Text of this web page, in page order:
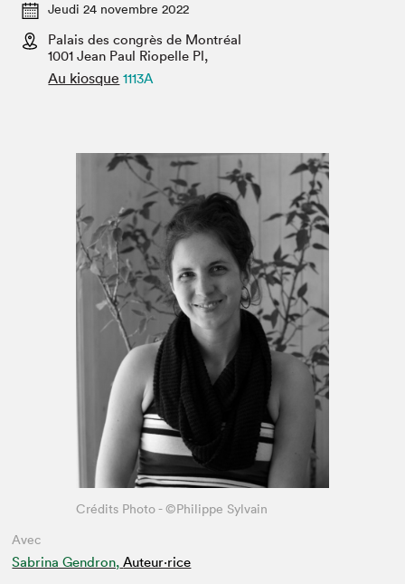
Espace enseignant·e·s
Espace médias
Jeudi 24 novembre 2022
Palais des congrès de Montréal
1001 Jean Paul Riopelle Pl,
Au kiosque 1113A
Avec
Sabrina Gendron, Auteur·rice
Crédits Photo - ©Philippe Sylvain